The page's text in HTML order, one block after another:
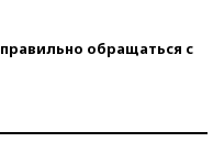
обращаться с